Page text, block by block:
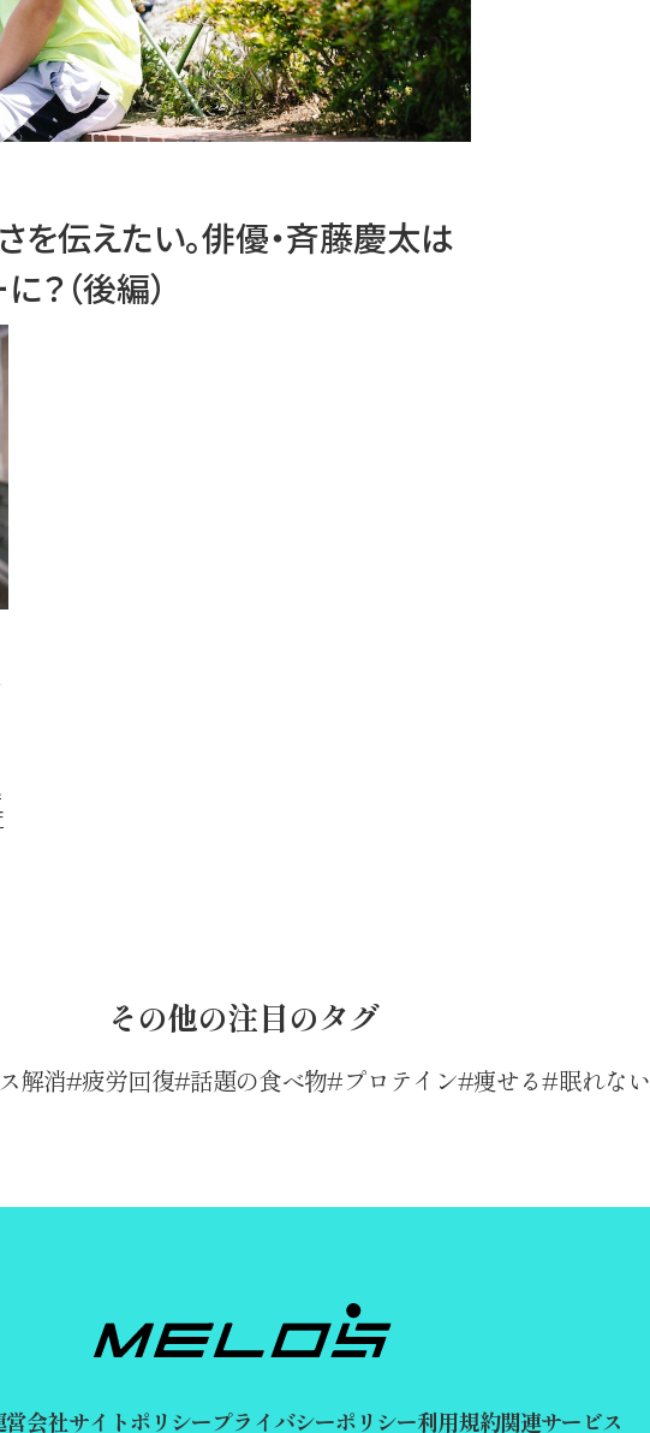
伝えたい。俳優・斉藤慶太は
？（後編）
その他の注目のタグ
解消 疲労回復 話題の食べ物 プロテイン 痩せる 眠れない
営会社サイトポリシープライバシーポリシー利用規約関連サービス